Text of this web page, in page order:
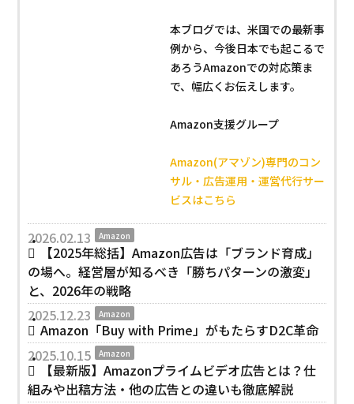
本ブログでは、米国での最新事
例から、今後日本でも起こるで
あろうAmazonでの対応策ま
で、幅広くお伝えします。
Amazon支援グループ
Amazon(アマゾン)専門のコン
サル・広告運用・運営代行サー
ビスはこちら
2026.02.13 Amazon
【2025年総括】Amazon広告は「ブランド育成」
の場へ。経営層が知るべき「勝ちパターンの激変」
と、2026年の戦略
2025.12.23
Amazon
Amazon「Buy with Prime」がもたらすD2C革命
2025.10.15
Amazon
【最新版】Amazonプライムビデオ広告とは？仕
組みや出稿方法・他の広告との違いも徹底解説